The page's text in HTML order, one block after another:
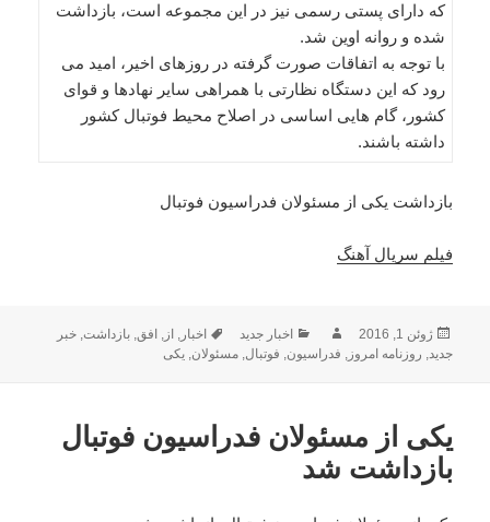
که دارای پستی رسمی نیز در این مجموعه است، بازداشت
شده و روانه اوین شد.
با توجه به اتفاقات صورت گرفته در روزهای اخیر، امید می
رود که این دستگاه نظارتی با همراهی سایر نهادها و قوای
کشور، گام هایی اساسی در اصلاح محیط فوتبال کشور
داشته باشند.
بازداشت یکی از مسئولان فدراسیون فوتبال
فیلم سریال آهنگ
ارسال
شده
ژوئن 1, 2016 نویسندهدسته‌ها
اخبار جدید برچسب‌ها
اخبار, از, افق,بازداشت,خبر
جدید, روزنامه امروز, فدراسیون, فوتبال,مسئولان,یکی
یکی از مسئولان فدراسیون فوتبال
بازداشت شد